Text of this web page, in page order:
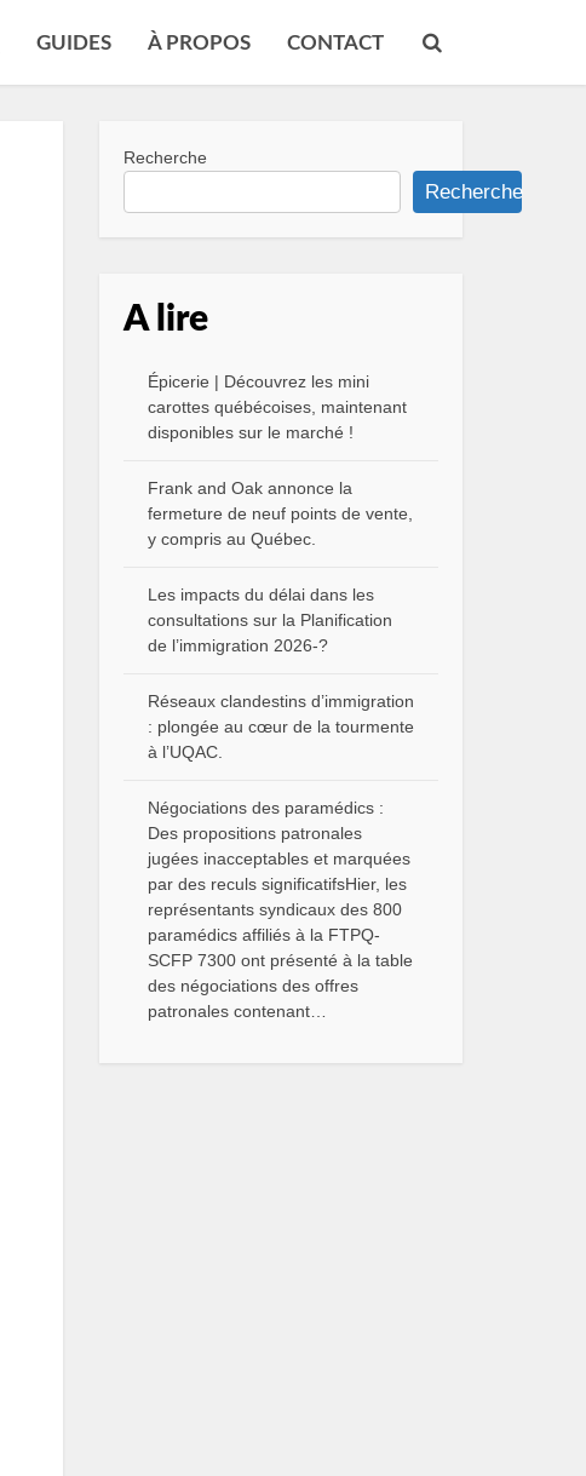
GUIDES À PROPOS CONTACT
Recherche
Recherche
A lire
Épicerie | Découvrez les mini
carottes québécoises, maintenant
disponibles sur le marché !
Frank and Oak annonce la
fermeture de neuf points de vente,
y compris au Québec.
Les impacts du délai dans les
consultations sur la Planification
de l’immigration 2026-?
Réseaux clandestins d’immigration
: plongée au cœur de la tourmente
à l’UQAC.
Négociations des paramédics :
Des propositions patronales
jugées inacceptables et marquées
par des reculs significatifsHier, les
représentants syndicaux des 800
paramédics affiliés à la FTPQ-
SCFP 7300 ont présenté à la table
des négociations des offres
patronales contenant…